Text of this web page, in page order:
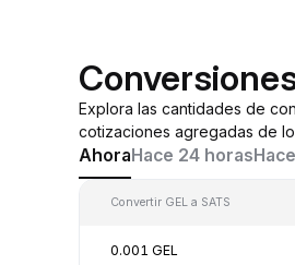
Explora las cantidades de
cotizaciones agregadas de
AhoraHace 24 horas
Convertir GEL a SATS
0.001 GEL